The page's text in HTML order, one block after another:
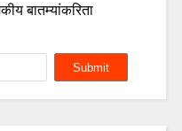
बातम्यांकरिता